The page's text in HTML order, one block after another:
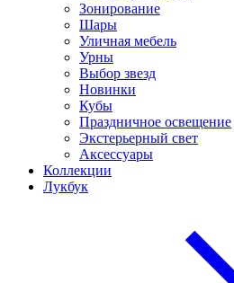
Зонирование
Шары
Уличная мебель
Урны
Выбор звезд
Новинки
Кубы
Праздничное освещение
Экстерьерный свет
Аксессуары
Коллекции
Лукбук